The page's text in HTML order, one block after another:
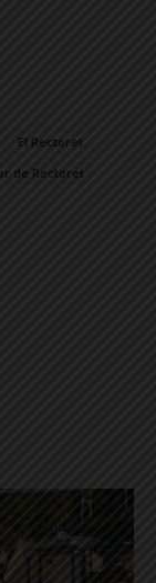
El Rectoret
de Rectoret